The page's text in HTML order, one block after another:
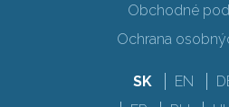
Obchodné
Ochrana
SK EN